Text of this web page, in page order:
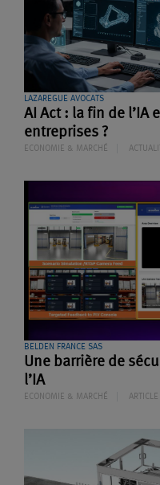
LAZAREGUE AVOCATS
AI Act : la fin de l’IA
entreprises ?
ECONOMIE & MARCHÉ
BELDEN FRANCE SAS
Une barrière de
l’IA
ECONOMIE & MARCHÉ ARTICLE